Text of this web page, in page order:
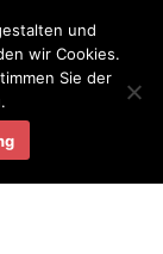
und
wir Cookies.
Sie der